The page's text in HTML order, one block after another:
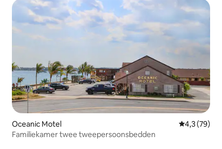
Oceanic Motel
4,3 (79)
Familiekamer twee tweepersoonsbedden